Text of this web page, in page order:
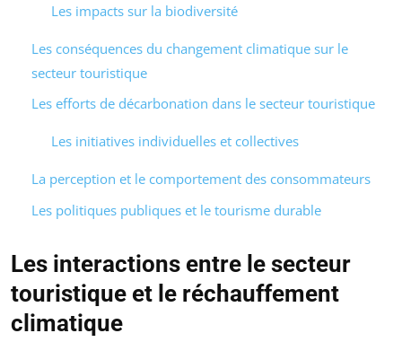
Les impacts sur la biodiversité
Les conséquences du changement climatique sur le
secteur touristique
Les efforts de décarbonation dans le secteur touristique
Les initiatives individuelles et collectives
La perception et le comportement des consommateurs
Les politiques publiques et le tourisme durable
Les interactions entre le secteur
touristique et le réchauffement
climatique